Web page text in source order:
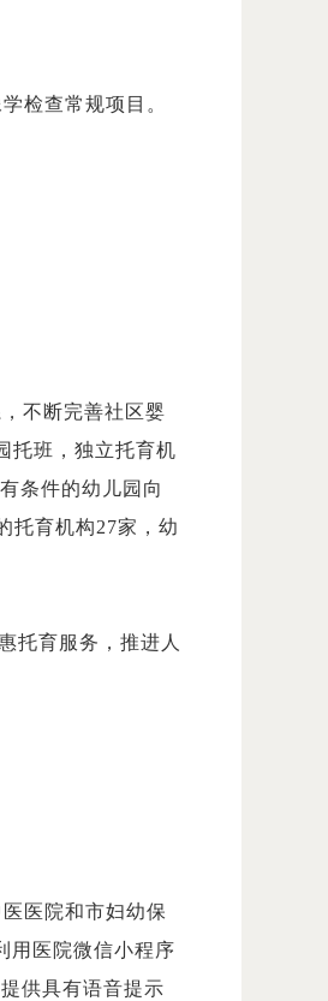
检查常规项目。
不断完善社区婴
托班，独立托育机
条件的幼儿园向
托育机构27家，幼
托育服务，推进人
医院和市妇幼保
用医院微信小程序
供具有语音提示